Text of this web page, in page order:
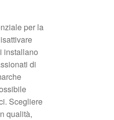
per la
installano
di
Scegliere
qualità,